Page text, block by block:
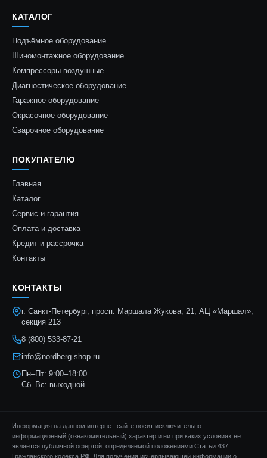
КАТАЛОГ
Подъёмное оборудование
Шиномонтажное оборудование
Компрессоры воздушные
Диагностическое оборудование
Гаражное оборудование
Окрасочное оборудование
Сварочное оборудование
ПОКУПАТЕЛЮ
Главная
Каталог
Сервис и гарантия
Оплата и доставка
Кредит и рассрочка
Контакты
КОНТАКТЫ
г. Санкт-Петербург, просп. Маршала Жукова, 21, АЦ «Маршал»,
секция 213
8 (800) 533-87-21
info@nordberg-shop.ru
Пн–Пт: 9:00–18:00
Сб–Вс: выходной
Информация на данном интернет-сайте носит исключительно
информационный (ознакомительный) характер и ни при каких условиях не
является публичной офертой, определяемой положениями Статьи 437
Гражданского кодекса РФ. Для получения исчерпывающей информации о